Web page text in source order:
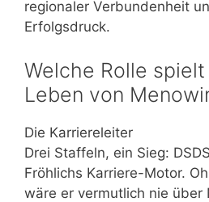
regionaler Verbundenheit
Erfolgsdruck.
Welche Rolle spielt
Leben von
Die Karriereleiter
Drei Staffeln, ein Sieg:
Fröhlichs Karriere-Motor.
wäre er vermutlich nie über